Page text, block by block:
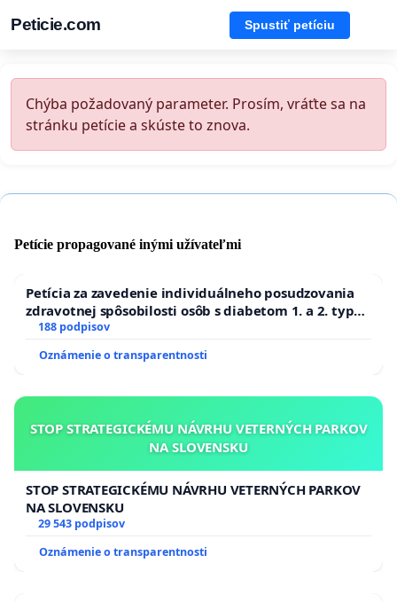
Peticie.com Spustiť petíciu
Chýba požadovaný parameter. Prosím, vráťte sa na
stránku petície a skúste to znova.
Petície propagované inými užívateľmi
Petícia za zavedenie individuálneho posudzovania
zdravotnej spôsobilosti osôb s diabetom 1. a 2. typu
pri prijímaní do Policajného zboru SR
188 podpisov
Oznámenie o transparentnosti
STOP STRATEGICKÉMU NÁVRHU VETERNÝCH PARKOV
NA SLOVENSKU
STOP STRATEGICKÉMU NÁVRHU VETERNÝCH PARKOV
NA SLOVENSKU
29 543 podpisov
Oznámenie o transparentnosti